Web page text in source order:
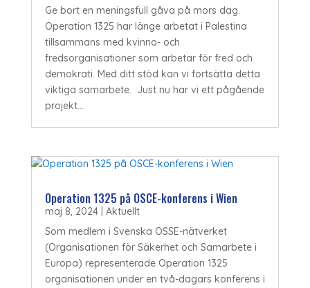
Ge bort en meningsfull gåva på mors dag.
Operation 1325 har länge arbetat i Palestina
tillsammans med kvinno- och
fredsorganisationer som arbetar för fred och
demokrati. Med ditt stöd kan vi fortsätta detta
viktiga samarbete. Just nu har vi ett pågående
projekt...
Operation 1325 på OSCE-konferens i Wien
maj 8, 2024| Aktuellt
Som medlem i Svenska OSSE-nätverket
(Organisationen för Säkerhet och Samarbete i
Europa) representerade Operation 1325
organisationen under en två-dagars konferens i